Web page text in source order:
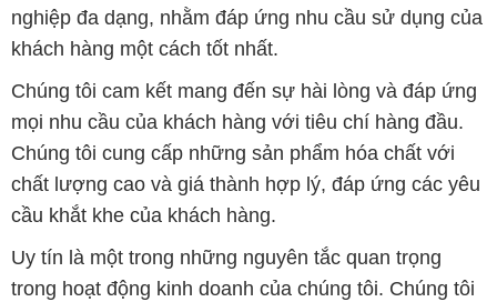
nghiệp đa dạng, nhằm đáp ứng nhu cầu sử dụng của
khách hàng một cách tốt nhất.
Chúng tôi cam kết mang đến sự hài lòng và đáp ứng
mọi nhu cầu của khách hàng với tiêu chí hàng đầu.
Chúng tôi cung cấp những sản phẩm hóa chất với
chất lượng cao và giá thành hợp lý, đáp ứng các yêu
cầu khắt khe của khách hàng.
Uy tín là một trong những nguyên tắc quan trọng
trong hoạt động kinh doanh của chúng tôi. Chúng tôi